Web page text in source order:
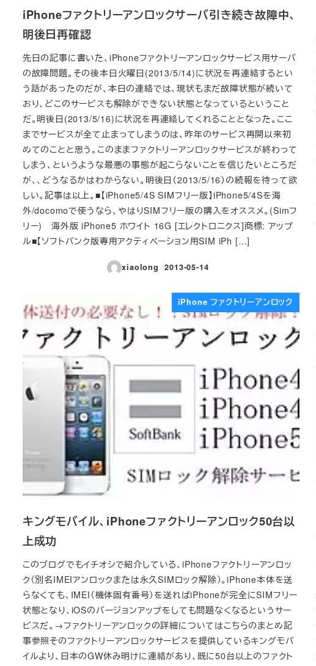
iPhoneファクトリーアンロックサーバ引き続き故障中、
明後日再確認
先日の記事に書いた、iPhoneファクトリーアンロックサービス用サーバ
の故障問題。その後本日火曜日(2013/5/14)に状況を再連絡するとい
う話があったのだが、本日の連絡では、現状もまだ故障状態が続いて
おり、どこのサービスも解除ができない状態となっているということ
だ。明後日(2013/5/16)に状況を再連絡してくれることとなった。ここ
までサービスが全て止まってしまうのは、昨年のサービス再開以来初
めてのことと思う。このままファクトリーアンロックサービスが終わって
しまう、というような最悪の事態が起こらないことを信じたいところだ
が、、どうなるかはわからない。明後日（2013/5/16）の続報を待って欲
しい。記事は以上。■【iPhone5/4S SIMフリー版】iPhone5/4Sを海
外/docomoで使うなら、やはりSIMフリー版の購入をオススメ。(Simフ
リー) 海外版 iPhone5 ホワイト 16G [エレクトロニクス]商標: アップ
ル■【ソフトバンク版専用アクティベーション用SIM iPh […]
xiaolong
投稿日
2013-05-14
iPhone ファクトリーアンロック
キングモバイル、iPhoneファクトリーアンロック50台以
上成功
このブログでもイチオシで紹介している、iPhoneファクトリーアンロッ
ク（別名IMEIアンロックまたは永久SIMロック解除）。iPhone本体を送
らなくても、IMEI（機体固有番号）を送ればiPhoneが完全にSIMフリー
状態となり、iOSのバージョンアップをしても問題なくなるというサー
ビスだ。→ファクトリーアンロックの詳細についてはこちらのまとめ記
事参照そのファクトリーアンロックサービスを提供しているキングモバ
イルより、日本のGW休み明けに連絡があり、既に50台以上のファクト